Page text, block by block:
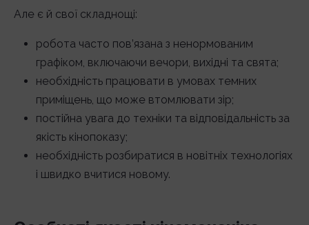
Але є й свої складнощі:
робота часто пов’язана з ненормованим
графіком, включаючи вечори, вихідні та свята;
необхідність працювати в умовах темних
приміщень, що може втомлювати зір;
постійна увага до техніки та відповідальність за
якість кінопоказу;
необхідність розбиратися в новітніх технологіях
і швидко вчитися новому.